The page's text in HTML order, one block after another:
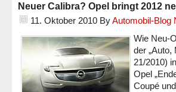
Neuer Calibra? Opel bringt 2012
11. Oktober 2010 ByAutomobil-Blog
Wie Neu-
der „Auto,
21/2010)
Opel
Coupé